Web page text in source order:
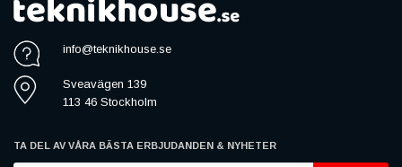
info@teknikhouse.se
Sveavägen 139
113 46 Stockholm
TA DEL AV VÅRA BÄSTA ERBJUDANDEN & NYHETER